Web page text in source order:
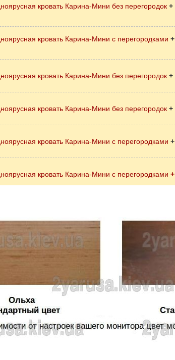
кровать Карина-Мини без перегородок +
кровать Карина-Мини с перегородками +
кровать Карина-Мини без перегородок +
кровать Карина-Мини без перегородок +
кровать Карина-Мини с перегородками +
кровать Карина-Мини с перегородками +